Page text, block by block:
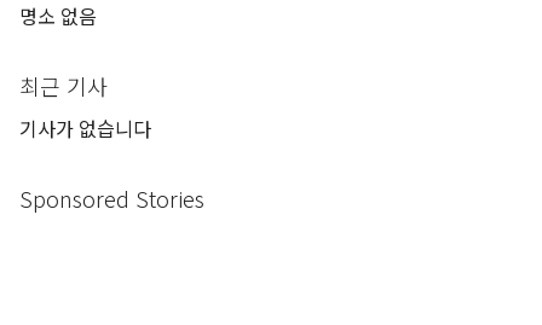
명소 없음
최근 기사
기사가 없습니다
Sponsored Stories